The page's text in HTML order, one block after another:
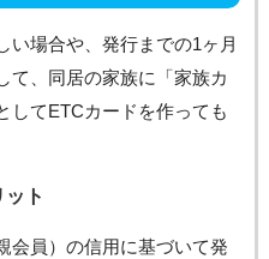
い場合や、発行までの1ヶ月
て、同居の家族に「家族カ
してETCカードを作っても
ト
会員）の信用に基づいて発